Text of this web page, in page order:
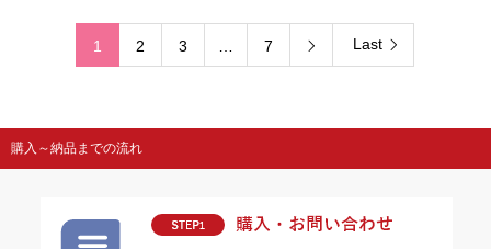
1 2 3 7  Last
購入～納品までの流れ